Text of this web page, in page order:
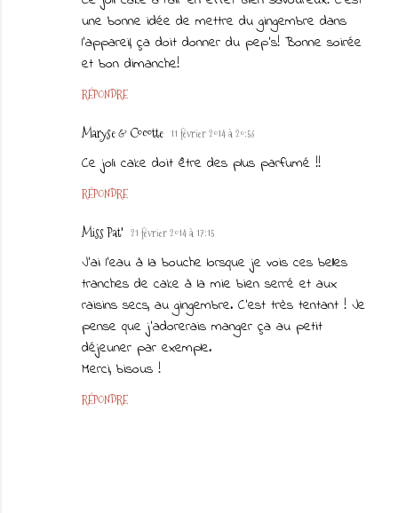
une bonne idée de mettre du gingembre dans
l'appareil, ça doit donner du pep's! Bonne soirée
et bon dimanche!
RÉPONDRE
Maryse & Cocotte 11 février 2014 à 20:53
Ce joli cake doit être des plus parfumé !!
RÉPONDRE
Miss Pat' 21 février 2014 à 17:15
J'ai l'eau à la bouche lorsque je vois ces belles
tranches de cake à la mie bien serré et aux
raisins secs, au gingembre. C'est très tentant ! Je
pense que j'adorerais manger ça au petit
déjeuner par exemple.
Merci, bisous !
RÉPONDRE